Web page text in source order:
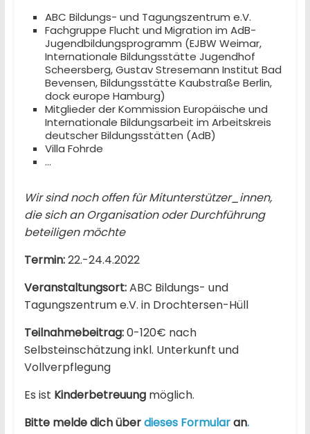
ABC Bildungs- und Tagungszentrum e.V.
Fachgruppe Flucht und Migration im AdB-
Jugendbildungsprogramm (EJBW Weimar,
Internationale Bildungsstätte Jugendhof
Scheersberg, Gustav Stresemann Institut Bad
Bevensen, Bildungsstätte Kaubstraße Berlin,
dock europe Hamburg)
Mitglieder der Kommission Europäische und
Internationale Bildungsarbeit im Arbeitskreis
deutscher Bildungsstätten (AdB)
Villa Fohrde
…
Wir sind noch offen für Mitunterstützer_innen,
die sich an Organisation oder Durchführung
beteiligen möchte
Termin:22.-24.4.2022
Veranstaltungsort:ABC Bildungs- und
Tagungszentrum e.V. in Drochtersen-Hüll
Teilnahmebeitrag:0-120€ nach
Selbsteinschätzung inkl. Unterkunft und
Vollverpflegung
Es ist Kinderbetreuungmöglich.
Bitte melde dich überdieses Formularan.